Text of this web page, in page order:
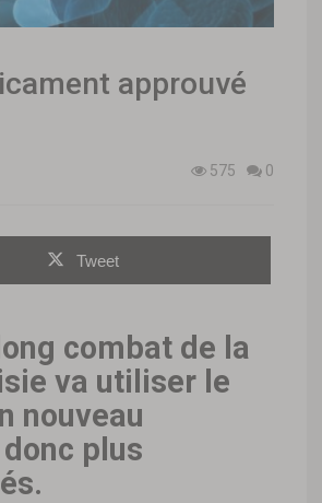
approuvé
575 0
Tweet
combat de la
va utiliser le
nouveau
plus